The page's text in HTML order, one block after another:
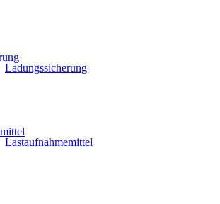
Ladungssicherung
Lastaufnahmemittel